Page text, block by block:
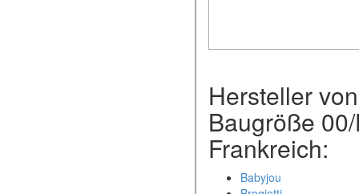
Hersteller
Baugröße
Frankreich:
Babyjou